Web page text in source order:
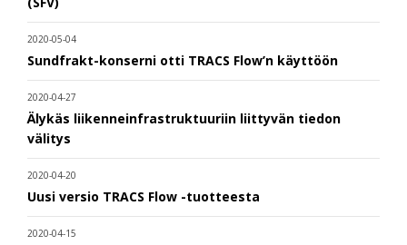
2020-05-04
Sundfrakt-konserni otti TRACS Flow’n käyttöön
2020-04-27
Älykäs liikenneinfrastruktuuriin liittyvän tiedon
välitys
2020-04-20
Uusi versio TRACS Flow -tuotteesta
2020-04-15